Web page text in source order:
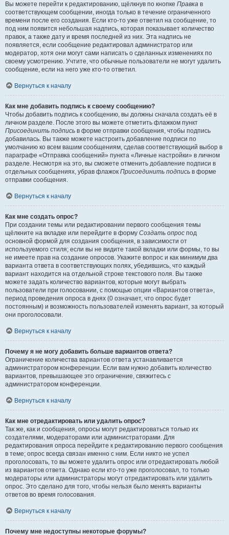
Вы можете перейти к редактированию, щёлкнув по кнопке Правка в
соответствующем сообщении, иногда только в течение ограниченного
времени после его создания. Если кто-то уже ответил на сообщение, то
под ним появится небольшая надпись, которая показывает количество
правок, а также дату и время последней из них. Эта надпись не
появляется, если сообщение редактировал администратор или
модератор, хотя они могут сами написать о сделанных изменениях по
своему усмотрению. Учтите, что обычные пользователи не могут удалить
сообщение, если на него уже кто-то ответил.
Вернуться к началу
Как мне добавить подпись к своему сообщению?
Чтобы добавить подпись к сообщению, вы должны сначала создать её в
личном разделе. После этого вы можете отметить флажком пункт
Присоединить подпись в форме отправки сообщения, чтобы подпись
добавилась. Вы также можете настроить добавление подписи по
умолчанию ко всем вашим сообщениям, сделав соответствующий выбор в
параграфе «Отправка сообщений» пункта «Личные настройки» в личном
разделе. Несмотря на это, вы сможете отменить добавление подписи в
отдельных сообщениях, убрав флажок Присоединить подпись в форме
отправки сообщения.
Вернуться к началу
Как мне создать опрос?
При создании темы или редактировании первого сообщения темы
щёлкните на вкладке или перейдите в форму Создать опрос под
основной формой для создания сообщения, в зависимости от
используемого стиля; если вы не видите такой вкладки или формы, то вы
не имеете прав на создание опросов. Укажите вопрос и как минимум два
варианта ответа в соответствующих полях, убедившись, что каждый
вариант находится на отдельной строке текстового поля. Вы также
можете задать количество вариантов, которые могут выбрать
пользователи при голосовании, с помощью опции «Вариантов ответа»,
период проведения опроса в днях (0 означает, что опрос будет
постоянным) и возможность пользователей изменять вариант, за который
они проголосовали.
Вернуться к началу
Почему я не могу добавить больше вариантов ответа?
Ограничение количества вариантов ответа устанавливается
администратором конференции. Если вам нужно добавить количество
вариантов, превышающее это ограничение, свяжитесь с
администратором конференции.
Вернуться к началу
Как мне отредактировать или удалить опрос?
Так же, как и сообщения, опросы могут редактироваться только их
создателями, модераторами или администраторами. Для
редактирования опроса перейдите к редактированию первого сообщения
в теме; опрос всегда связан именно с ним. Если никто не успел
проголосовать, то вы можете удалить опрос или отредактировать любой
из вариантов ответа. Однако если кто-то уже проголосовал, то только
модераторы или администраторы могут отредактировать или удалить
опрос. Это сделано для того, чтобы нельзя было менять варианты
ответов во время голосования.
Вернуться к началу
Почему мне недоступны некоторые форумы?